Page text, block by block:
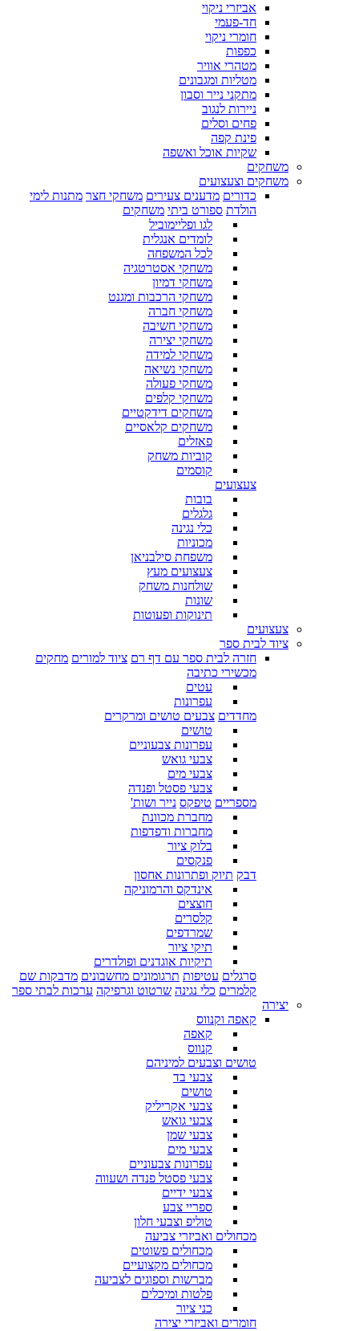
אביזרי ניקוי
חד-פעמי
חומרי ניקוי
כפפות
מטהרי אוויר
מטליות ומגבונים
מתקני נייר וסבון
ניירות לנגוב
פחים וסלים
פינת קפה
שקיות אוכל ואשפה
משחקים
משחקים וצעצועים
כדורים מדענים צעירים משחקי חצר מתנות לימי
הולדת ספורט ביתי משחקים
לגו ופליימוביל
לומדים אנגלית
לכל המשפחה
משחקי אסטרטגיה
משחקי דמיון
משחקי הרכבות ומגנט
משחקי חברה
משחקי חשיבה
משחקי יצירה
משחקי למידה
משחקי נשיאה
משחקי פעולה
משחקי קלפים
משחקים דידקטיים
משחקים קלאסיים
פאזלים
קוביות משחק
קוסמים
צעצועים
בובות
גלגלים
כלי נגינה
מכוניות
משפחת סילבניאן
צעצועים מעץ
שולחנות משחק
שונות
תינוקות ופעוטות
צעצועים
ציוד לבית ספר
חזרה לבית ספר עם דף רם ציוד למורים מחקים
מכשירי כתיבה
עטים
עפרונות
מחדדים צבעים טושים ומרקרים
טושים
עפרונות צבעוניים
צבעי גואש
צבעי מים
צבעי פסטל ופנדה
מספריים טיפקס נייר ושות'
מחברת מכוונת
מחברות ודפדפות
בלוק ציור
פנקסים
דבק תיוק ופתרונות אחסון
אינדקס והרמוניקה
חוצצים
קלסרים
שמרדפים
תיקי ציור
תיקיות אוגדנים ופולדרים
סרגלים עטיפות תרגומונים מחשבונים מדבקות שם
קלמרים כלי נגינה שרטוט וגרפיקה ערכות לבתי ספר
יצירה
קאפה וקנווס
קאפה
קנווס
טושים וצבעים למיניהם
צבעי בד
טושים
צבעי אקריליק
צבעי גואש
צבעי שמן
צבעי מים
עפרונות צבעוניים
צבעי פסטל פנדה ושעווה
צבעי ידיים
ספריי צבע
טוליפ וצבעי חלון
מכחולים ואביזרי צביעה
מכחולים פשוטים
מכחולים מקצועיים
מברשות וספוגים לצביעה
פלטות ומיכלים
כני ציור
חומרים ואביזרי יצירה